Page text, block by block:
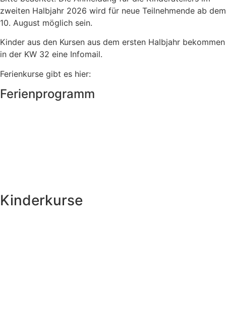
zweiten Halbjahr 2026 wird für neue Teilnehmende ab dem
10. August möglich sein.
Kinder aus den Kursen aus dem ersten Halbjahr bekommen
in der KW 32 eine Infomail.
Ferienkurse gibt es hier:
Ferienprogramm
Kinderkurse